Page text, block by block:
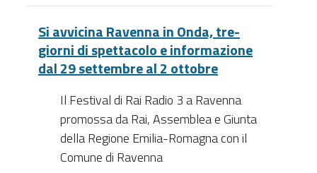
Si avvicina Ravenna in Onda, tre-
giorni di spettacolo e informazione
dal 29 settembre al 2 ottobre
Il Festival di Rai Radio 3 a Ravenna
promossa da Rai, Assemblea e Giunta
della Regione Emilia-Romagna con il
Comune di Ravenna